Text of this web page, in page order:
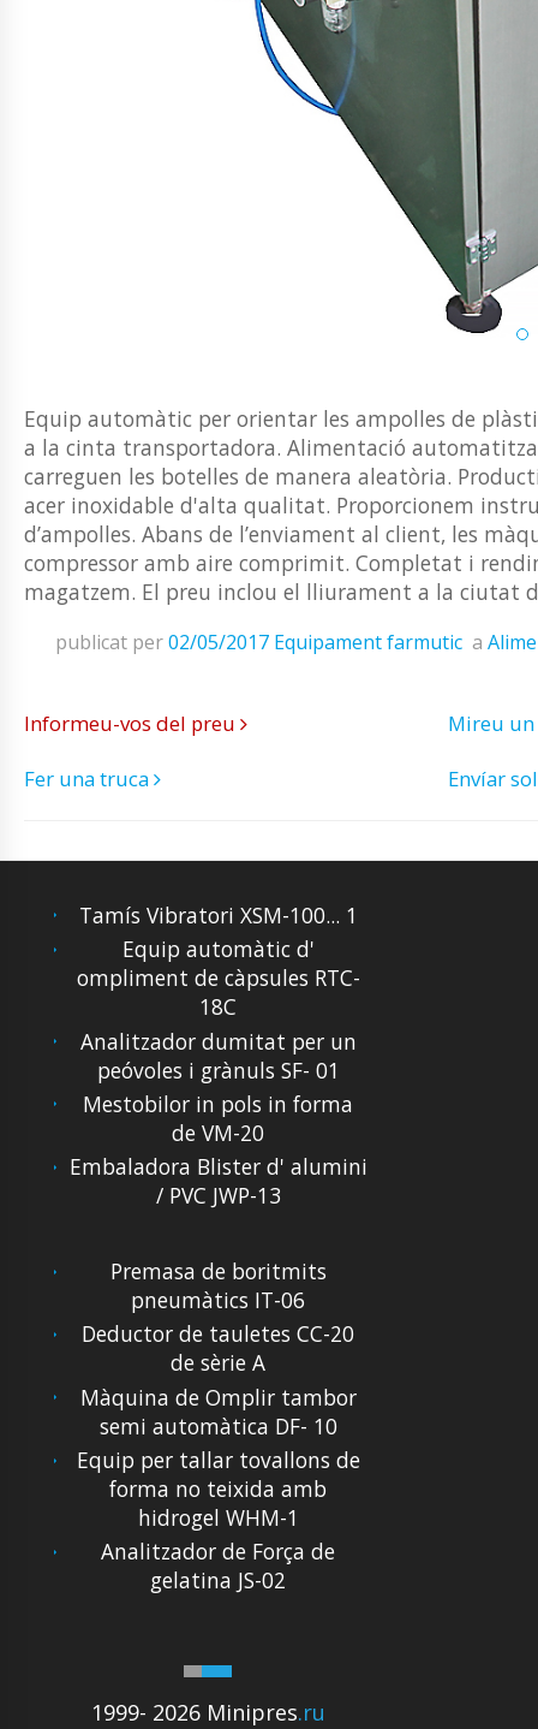
Equip automàtic per orientar les ampolles de
a la cinta transportadora. Alimentació
carreguen les botelles de manera aleatòria.
acer inoxidable d'alta qualitat. Proporcionem
d’ampolles. Abans de l’enviament al client, les
compressor amb aire comprimit. Completat i
magatzem. El preu inclou el lliurament a la ciutat
publicat per02/05/2017 Equipament farmutic a
Informeu-vos del preu
Mireu
Fer una truca
Envíar
Tamís Vibratori XSM-100... 1
Equip automàtic d'
ompliment de càpsules RTC-
18C
Analitzador dumitat per un
peóvoles i grànuls SF- 01
Mestobilor in pols in forma
de VM-20
Embaladora Blister d' alumini
/ PVC JWP-13
1999- 2026 Minipres.ru
Premasa de boritmits
pneumàtics IT-06
Deductor de tauletes CC-20
de sèrie A
Màquina de Omplir tambor
semi automàtica DF- 10
Equip per tallar tovallons de
forma no teixida amb
hidrogel WHM-1
Analitzador de Força de
gelatina JS-02